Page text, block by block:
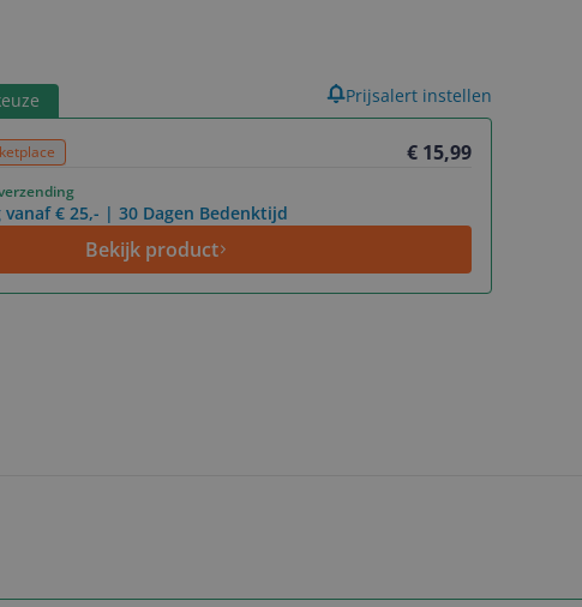
geen artikelen gevonden.
€ 15,99
€ 25,- | 30 Dagen Bedenktijd
Bekijk product
Prijsalert instellen